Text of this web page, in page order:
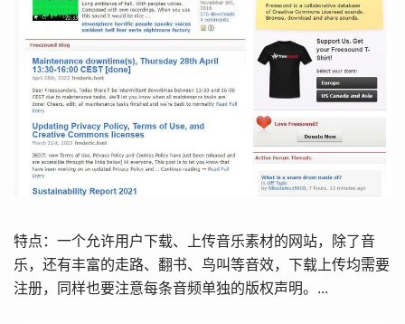
特点：一个允许用户下载、上传音乐素材的网站，除了音
乐，还有丰富的走路、翻书、鸟叫等音效，下载上传均需要
注册，同样也要注意每条音频单独的版权声明。...